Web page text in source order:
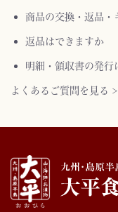
商品の交換・返品・
返品はできますか
明細・領収書の発行
よくあるご質問を見る >